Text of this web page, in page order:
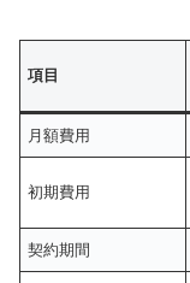
項目
月額費用
初期費用
契約期間